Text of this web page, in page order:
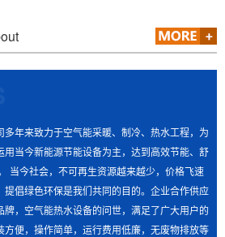
年来致力于空气能采暖、制冷、热水工程，为
当今新能源节能设备为主，达到高效节能、舒
当今社会，不可再生资源越来越少，价格飞速
提倡绿色环保是我们共同的目的。企业合作供应
，空气能热水设备的问世，满足了广大用户的
便，操作简单，运行费用低廉，无废物排放等